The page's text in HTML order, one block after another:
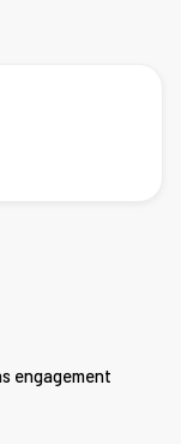
engagement